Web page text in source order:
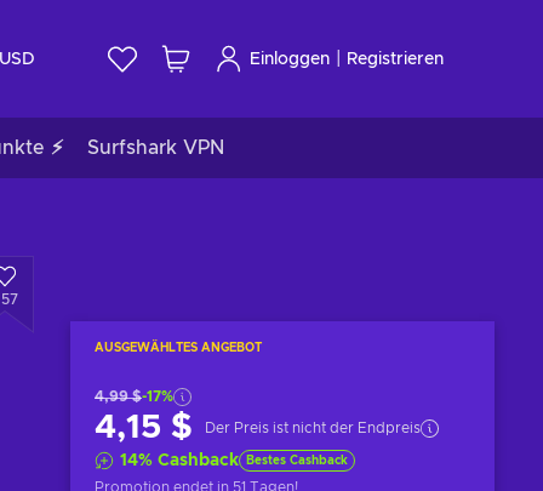
USD Einloggen Registrieren
⚡ Surfshark VPN
AUSGEWÄHLTES ANGEBOT
4,99 $-17%
4,15 $ Der Preis ist nicht der Endpreis
14% Cashback Bestes Cashback
Promotion endet in 51 Tagen!